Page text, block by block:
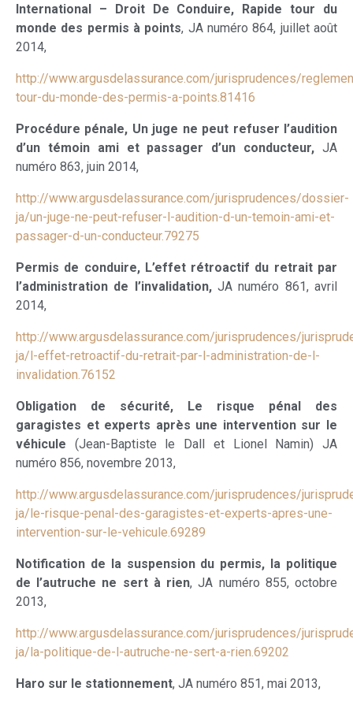
International – Droit De Conduire, Rapide tour du
monde des permis à points, JA numéro 864, juillet août
2014,
http://www.argusdelassurance.com/jurisprudences/
tour-du-monde-des-permis-a-points.81416
Procédure pénale, Un juge ne peut refuser l’audition
d’un témoin ami et passager d’un conducteur, JA
numéro 863, juin 2014,
http://www.argusdelassurance.com/jurisprudences/dossier-
ja/un-juge-ne-peut-refuser-l-audition-d-un-temoin-ami-et-
passager-d-un-conducteur.79275
Permis de conduire, L’effet rétroactif du retrait par
l’administration de l’invalidation,JA numéro 861, avril
2014,
http://www.argusdelassurance.com/jurisprudences/
ja/l-effet-retroactif-du-retrait-par-l-administration-de-l-
invalidation.76152
Obligation de sécurité, Le risque pénal des
garagistes et experts après une intervention sur le
véhicule (Jean-Baptiste le Dall et Lionel Namin) JA
numéro 856, novembre 2013,
http://www.argusdelassurance.com/jurisprudences/
ja/le-risque-penal-des-garagistes-et-experts-apres-une-
intervention-sur-le-vehicule.69289
Notification de la suspension du permis, la politique
de l’autruche ne sert à rien, JA numéro 855, octobre
2013,
http://www.argusdelassurance.com/jurisprudences/
ja/la-politique-de-l-autruche-ne-sert-a-rien.69202
Haro sur le stationnement, JA numéro 851, mai 2013,